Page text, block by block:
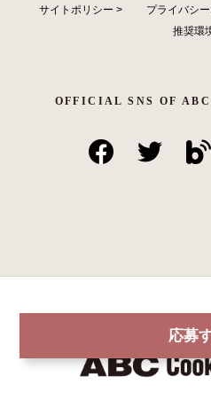
応募
サイトポリシー > プライバシ
推奨環
OFFICIAL SNS OF